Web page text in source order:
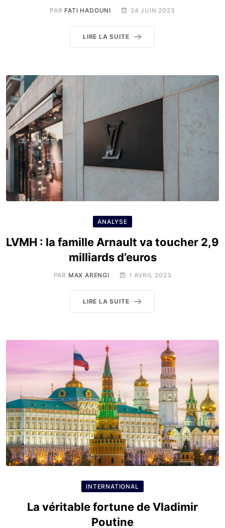
PAR FATI HADOUNI 24 JUIN 2023
LIRE LA SUITE
ANALYSE
LVMH : la famille Arnault va toucher 2,9
milliards d’euros
PAR MAX ARENGI 1 AVRIL 2023
LIRE LA SUITE
INTERNATIONAL
La véritable fortune de Vladimir
Poutine